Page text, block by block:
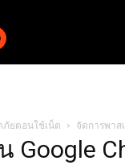
ภัยตอนใช้เน็ต จัดการพา
Google